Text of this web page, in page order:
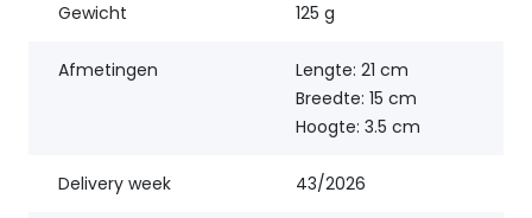
Gewicht 125 g
Afmetingen
Lengte: 21 cm
Breedte: 15 cm
Hoogte: 3.5 cm
Delivery week 43/2026